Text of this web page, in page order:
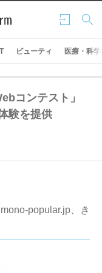
ログ
イン
検索
ビューティ 医療・科学
コンテスト」
験を提供
popular.jp、き